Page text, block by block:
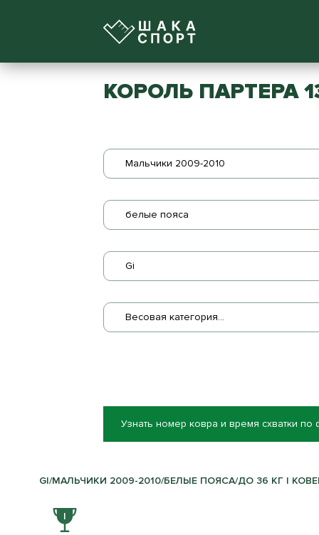
КОРОЛЬ ПАРТЕРА
Мальчики 2009-2010
белые пояса
Gi
Весовая категория...
Узнать номер ковра и время схватки по
GI/МАЛЬЧИКИ 2009-2010/БЕЛЫЕ ПОЯСА/ДО 36 КГ |